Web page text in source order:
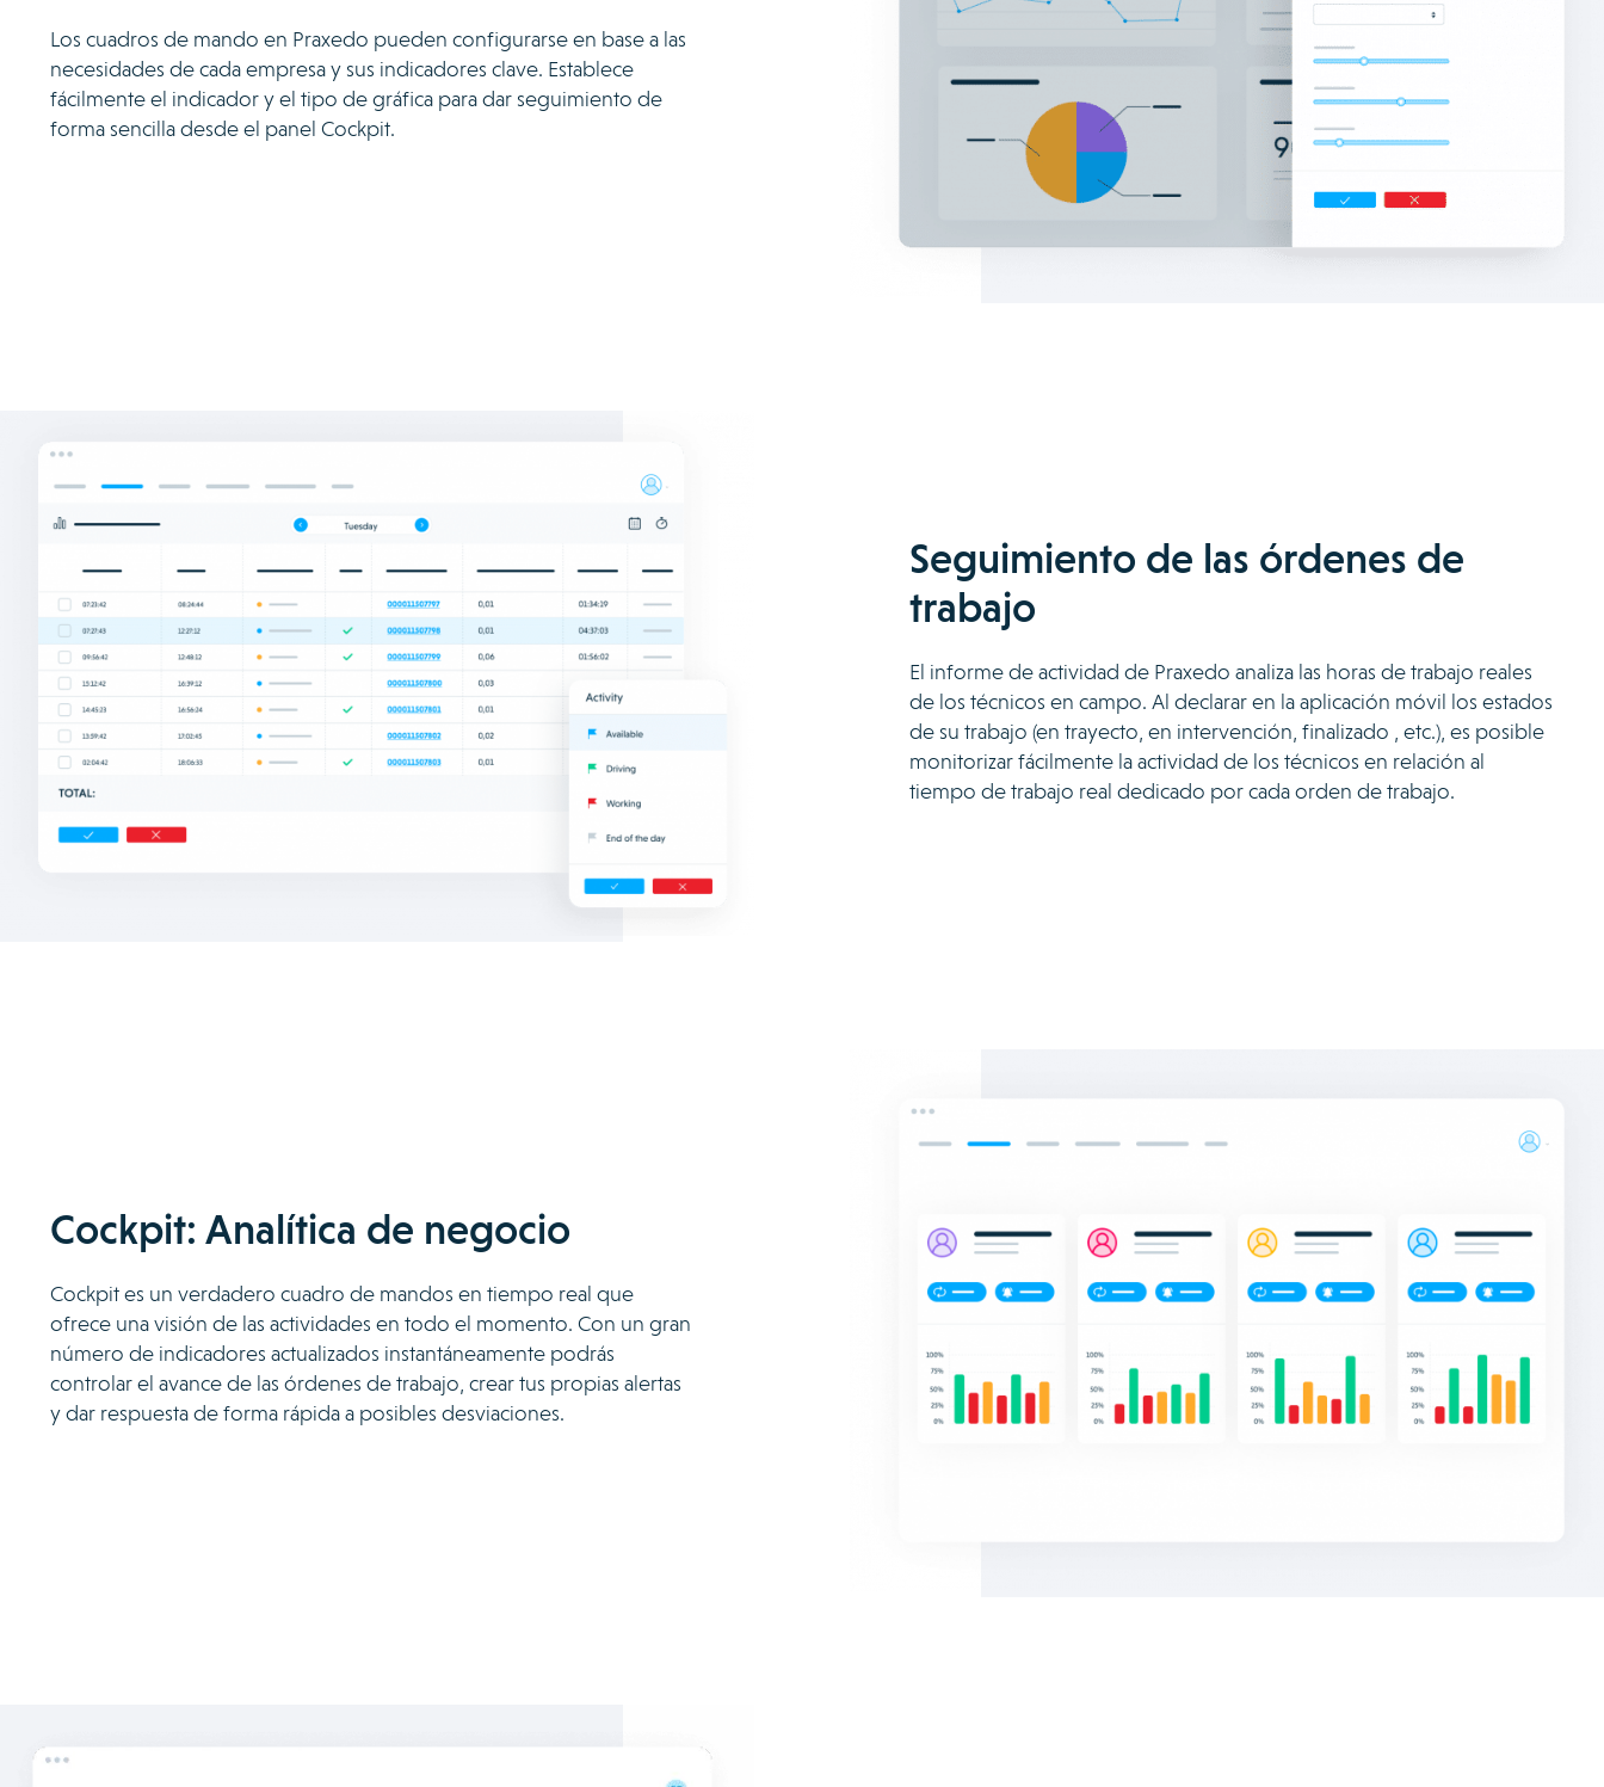
Los cuadros de mando en Praxedo pueden configurarse en base a las
necesidades de cada empresa y sus indicadores clave. Establece
fácilmente el indicador y el tipo de gráfica para dar seguimiento de
forma sencilla desde el panel Cockpit.
Seguimiento de las órdenes de
trabajo
El informe de actividad de Praxedo analiza las horas de trabajo reales
de los técnicos en campo. Al declarar en la aplicación móvil los estados
de su trabajo (en trayecto, en intervención, finalizado , etc.), es posible
monitorizar fácilmente la actividad de los técnicos en relación al
tiempo de trabajo real dedicado por cada orden de trabajo.
Cockpit: Analítica de negocio
Cockpit es un verdadero cuadro de mandos en tiempo real que
ofrece una visión de las actividades en todo el momento. Con un gran
número de indicadores actualizados instantáneamente podrás
controlar el avance de las órdenes de trabajo, crear tus propias alertas
y dar respuesta de forma rápida a posibles desviaciones.